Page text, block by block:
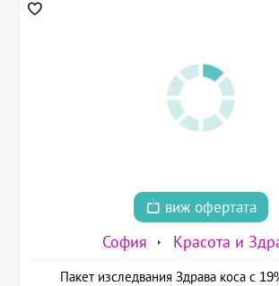
виж офертата
София Красота и
Пакет изследвания Здрава коса с